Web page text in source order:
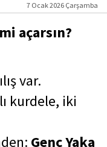
7 Ocak 2026 Çarşamba
açarsın?
var.
kurdele, iki
Genç Yaka